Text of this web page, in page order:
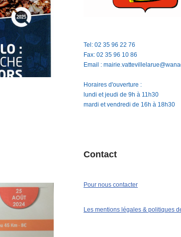
Tel: 02 35 96 22 76
Fax: 02 35 96 10 86
Email :
Horaires d'ouverture :
lundi et jeudi de 9h à 11h30
mardi et vendredi de 16h à 18h30
Contact
Pour nous contacter
Les mentions légales & politiques